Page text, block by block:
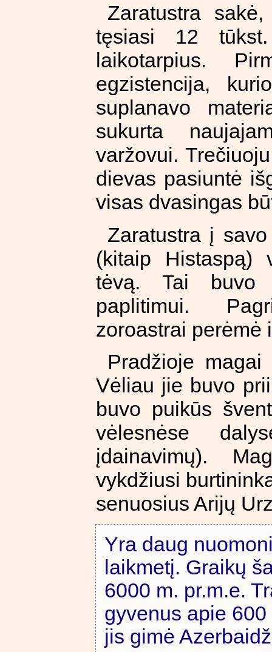
Zaratustra
tęsiasi 12
laikotarpius.
egzistencija,
suplanavo
sukurta
varžovui.
dievas pasiuntė
visas dvasingas
Zaratustra į
(kitaip Histaspą)
tėvą. Tai buvo
paplitimui.
zoroastrai perėmė
Pradžioje
Vėliau jie buvo
buvo puikūs
vėlesnėse
įdainavimų).
vykdžiusi
senuosius Arijų
Yra daug
laikmetį. Graikų
6000 m. pr.m.e.
gyvenus apie 600
jis gimė